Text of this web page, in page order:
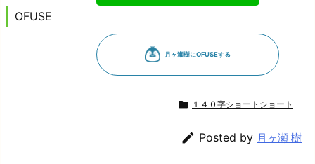
OFUSE
 １４０字ショートショート
 Posted by 月ヶ瀬 樹